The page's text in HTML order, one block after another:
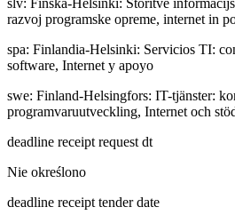
razvoj programske opreme, internet in
spa: Finlandia-Helsinki: Servicios TI:
software, Internet y apoyo
swe: Finland-Helsingfors: IT-tjänster:
programvaruutveckling, Internet och
deadline receipt request dt
Nie określono
deadline receipt tender date